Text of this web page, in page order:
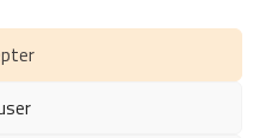
personnelles